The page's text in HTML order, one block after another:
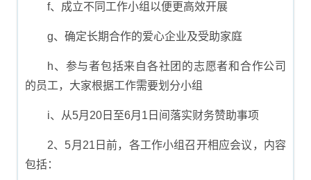
f、成立不同工作小组以便更高效开展
g、确定长期合作的爱心企业及受助家庭
h、参与者包括来自各社团的志愿者和合作公司
的员工，大家根据工作需要划分小组
i、从5月20日至6月1日间落实财务赞助事项
2、5月21日前，各工作小组召开相应会议，内容
包括：